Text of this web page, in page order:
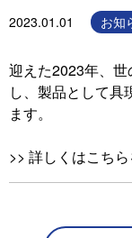
2023.01.01 お知
迎えた2023年、
し、製品として具
ます。
>> 詳しくはこちら